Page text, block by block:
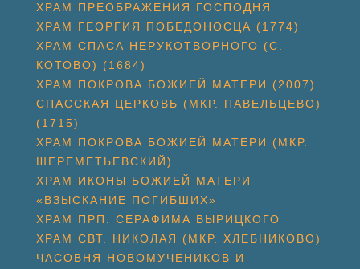
ХРАМ ПРЕОБРАЖЕНИЯ ГОСПОДНЯ
ХРАМ ГЕОРГИЯ ПОБЕДОНОСЦА (1774)
ХРАМ СПАСА НЕРУКОТВОРНОГО (С.
КОТОВО) (1684)
ХРАМ ПОКРОВА БОЖИЕЙ МАТЕРИ (2007)
СПАССКАЯ ЦЕРКОВЬ (МКР. ПАВЕЛЬЦЕВО)
(1715)
ХРАМ ПОКРОВА БОЖИЕЙ МАТЕРИ (МКР.
ШЕРЕМЕТЬЕВСКИЙ)
ХРАМ ИКОНЫ БОЖИЕЙ МАТЕРИ
«ВЗЫСКАНИЕ ПОГИБШИХ»
ХРАМ ПРП. СЕРАФИМА ВЫРИЦКОГО
ХРАМ СВТ. НИКОЛАЯ (МКР. ХЛЕБНИКОВО)
ЧАСОВНЯ НОВОМУЧЕНИКОВ И